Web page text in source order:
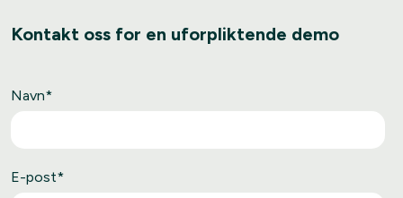
Kontakt oss for en uforpliktende demo
Navn*
E-post*